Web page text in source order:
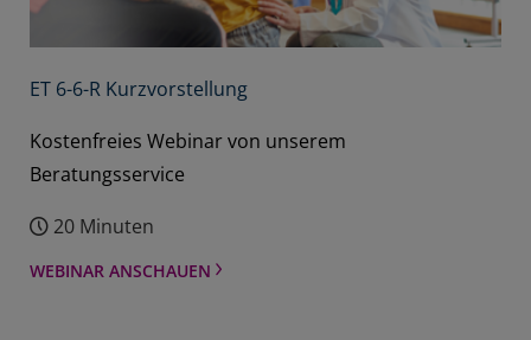
ET 6-6-R Kurzvorstellung
Kostenfreies Webinar von unserem
Beratungsservice
20 Minuten
WEBINAR ANSCHAUEN